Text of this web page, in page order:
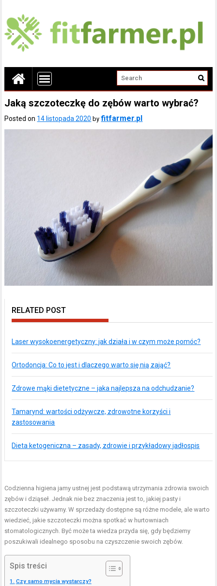
Jaką szczoteczkę do zębów warto wybrać?
Posted on 14 listopada 2020 byfitfarmer.pl
RELATED POST
Laser wysokoenergetyczny: jak działa i w czym może pomóc?
Ortodoncja: Co to jest i dlaczego warto się nią zająć?
Zdrowe mąki dietetyczne – jaka najlepsza na odchudzanie?
Tamarynd: wartości odżywcze, zdrowotne korzyści i
zastosowania
Dieta ketogeniczna – zasady, zdrowie i przykładowy jadłospis
Codzienna higiena jamy ustnej jest podstawą utrzymania zdrowia swoich
zębów i dziąseł. Jednak nie bez znaczenia jest to, jakiej pasty i
szczoteczki używamy. W sprzedaży dostępne są różne modele, ale warto
wiedzieć, jakie szczoteczki można spotkać w hurtowniach
stomatologicznych. Być może ta wiedza przyda się, gdy będziemy
poszukiwali idealnego sposobu na czyszczenie swoich zębów.
Spis treści
Czy samo mycia wystarczy?